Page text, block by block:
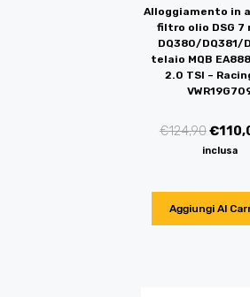
Alloggiamento in
filtro olio DSG 7
DQ380/DQ381/
telaio MQB
2.0 TSI –
€124,90€
inclusa
Aggiungi Al